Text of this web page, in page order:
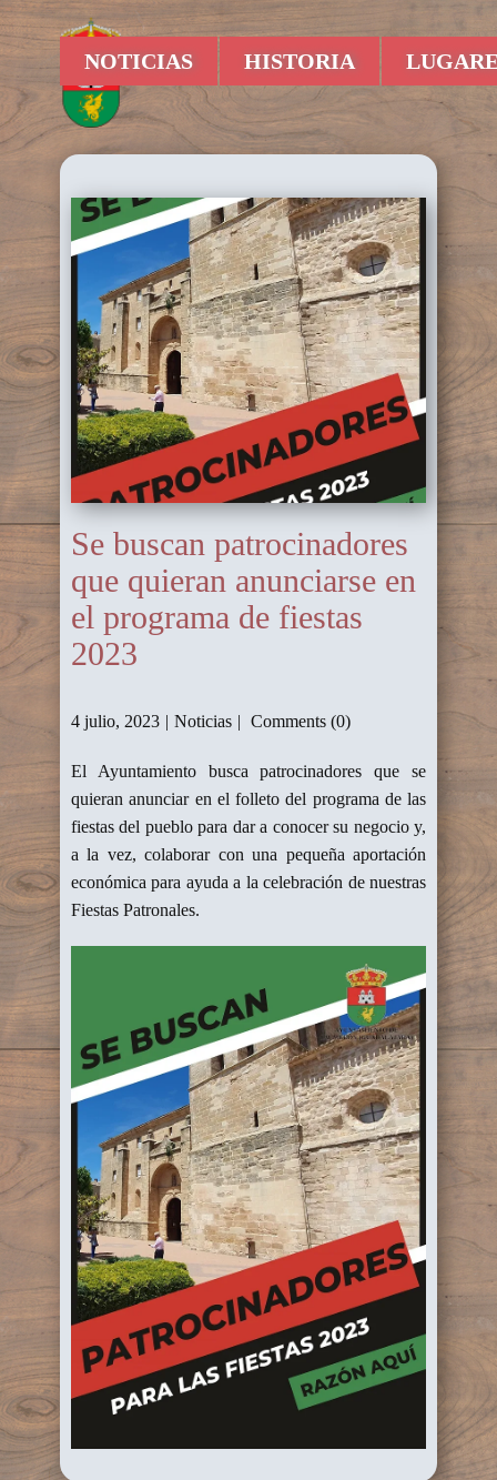
NOTICIAS HISTORIA
Se buscan patrocinadores
que quieran anunciarse en
el programa de fiestas
2023
4 julio, 2023 Noticias Comments (0)
El Ayuntamiento busca patrocinadores que se
quieran anunciar en el folleto del programa de las
fiestas del pueblo para dar a conocer su negocio y,
a la vez, colaborar con una pequeña aportación
económica para ayuda a la celebración de nuestras
Fiestas Patronales.